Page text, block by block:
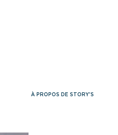
À PROPOS DE STORY'S